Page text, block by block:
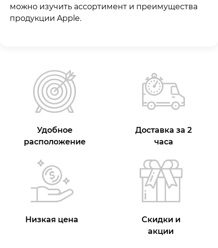
можно изучить ассортимент и преимущества
продукции Apple.
Удобное
расположение
Доставка за 2
часа
Низкая цена
Скидки и
акции